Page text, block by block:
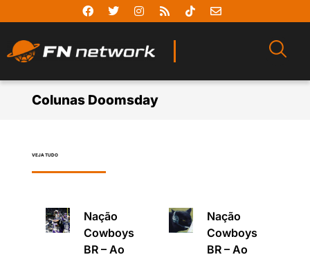
Colunas Doomsday
VEJA TUDO
Nação
Cowboys
BR – Ao
Nação
Cowboys
BR – Ao